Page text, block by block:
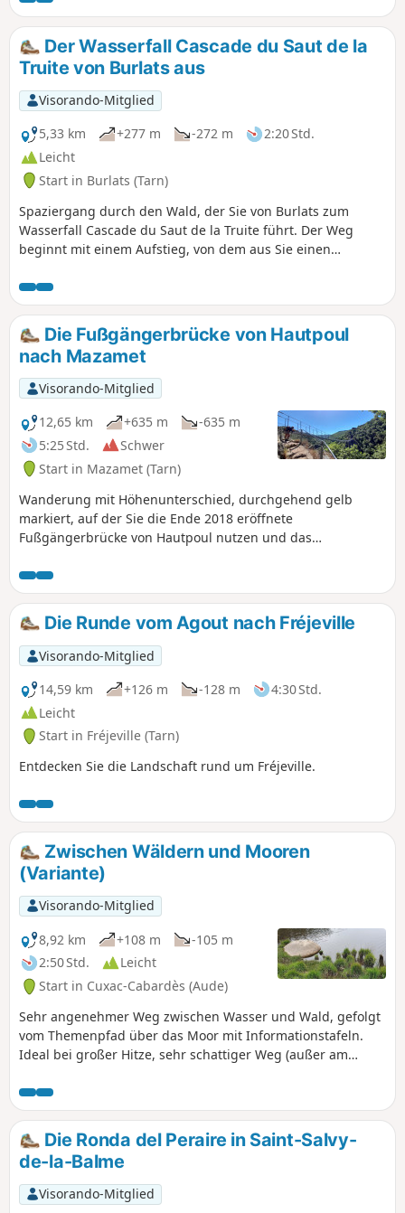
beliebt sind.
Der Wasserfall Cascade du Saut de la
Truite von Burlats aus
Visorando-Mitglied
5,33 km
+277 m -272 m
2:20 Std.
Leicht
Start in Burlats (Tarn)
Spaziergang durch den Wald, der Sie von Burlats zum
Wasserfall Cascade du Saut de la Truite führt. Der Weg
beginnt mit einem Aufstieg, von dem aus Sie einen
haben. Nach dem Aufstieg wandern Sie mitten in der Natur,
bevor Sie nach und nach wieder in die Zivilisation
zurückkehren. Um den Wasserfall „Saut de la Truite” zu
erreichen, müssen Sie ein kleines Stück auf einer wenig
begehenen Straße zurücklegen.
Die Fußgängerbrücke von Hautpoul
nach Mazamet
Visorando-Mitglied
12,65 km
+635 m
-635 m
5:25 Std.
Schwer
Start in Mazamet (Tarn)
Wanderung mit Höhenunterschied, durchgehend gelb
markiert, auf der Sie die Ende 2018 eröffnete
Fußgängerbrücke von Hautpoul nutzen und das
Eine schwierige Passage zwischen den Punkten (6) und (7),
wo die Wege durch kürzlich durchgeführte Holzfällarbeiten
mehr oder weniger zerstört und die Markierungen entfernt
wurden.Die Runde vom Agout nach Fréjeville
Visorando-Mitglied
14,59 km
+126 m -128 m
4:30 Std.
Leicht
Start in Fréjeville (Tarn)
Entdecken Sie die Landschaft rund um Fréjeville.
Zwischen Wäldern und Mooren
(Variante)
Visorando-Mitglied
8,92 km
+108 m
-105 m
2:50 Std.
Leicht
Start in Cuxac-Cabardès (Aude)
Sehr angenehmer Weg zwischen Wasser und Wald, gefolgt
vom Themenpfad über das Moor mit Informationstafeln.
Ideal bei großer Hitze, sehr schattiger Weg (außer am
Die Ronda del Peraire in Saint-Salvy-
de-la-Balme
Visorando-Mitglied